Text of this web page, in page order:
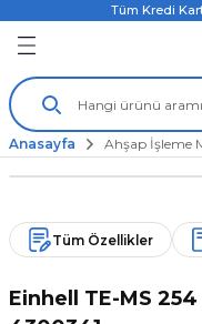
Tüm Kredi
Anasayfa Ahşap İşleme
Tüm Özellikler
Einhell TE-MS